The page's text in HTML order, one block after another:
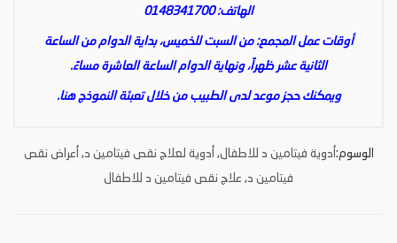
الهاتف: 0148341700
أوقات عمل المجمع: من السبت للخميس، بداية الدوام من الساعة
الثانية عشر ظهراً، ونهاية الدوام الساعة العاشرة مساءً.
ويمكنك حجز موعد لدى الطبيب من خلال تعبئة النموذجهنا.
الوسوم: أدوية فيتامين د للاطفال, أدوية لعلاج نقص فيتامين د, أعراض نقص
فيتامين د, علاج نقص فيتامين د للاطفال